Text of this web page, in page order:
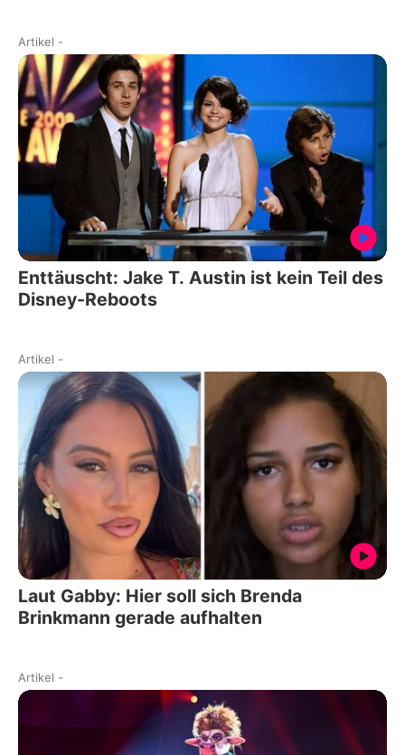
Artikel -
Enttäuscht: Jake T. Austin ist kein Teil des
Disney-Reboots
Artikel -
Laut Gabby: Hier soll sich Brenda
Brinkmann gerade aufhalten
Artikel -